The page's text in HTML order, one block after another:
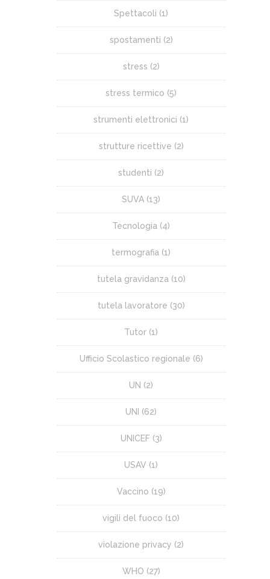
Spettacoli (1)
spostamenti (2)
stress (2)
stress termico (5)
strumenti elettronici (1)
strutture ricettive (2)
studenti (2)
SUVA (13)
Tecnologia (4)
termografia (1)
tutela gravidanza (10)
tutela lavoratore (30)
Tutor (1)
Ufficio Scolastico regionale (6)
UN (2)
UNI (62)
UNICEF(3)
USAV (1)
Vaccino (19)
vigili del fuoco (10)
violazione privacy (2)
WHO (27)